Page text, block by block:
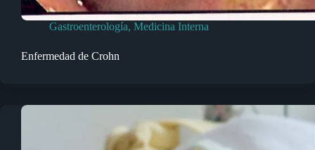
Gastroenterología, Medicina Interna
Enfermedad de Crohn